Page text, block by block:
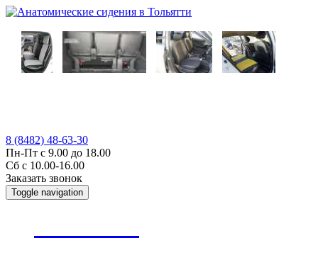
8 (8482) 48-63-30
Пн-Пт с 9.00 до 18.00
Сб с 10.00-16.00
Заказать звонок
Toggle navigation